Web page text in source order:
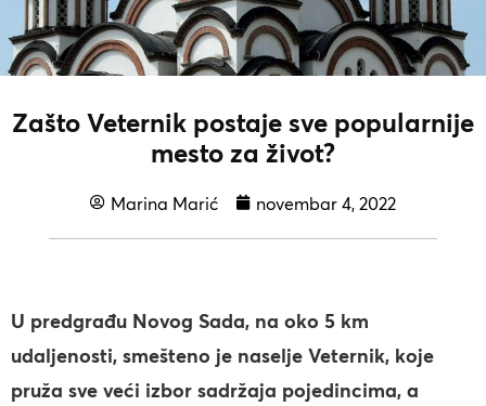
Zašto Veternik postaje sve popularnije
mesto za život?
Marina Marić novembar 4, 2022
U predgrađu Novog Sada, na oko 5 km
udaljenosti, smešteno je naselje Veternik, koje
pruža sve veći izbor sadržaja pojedincima, a